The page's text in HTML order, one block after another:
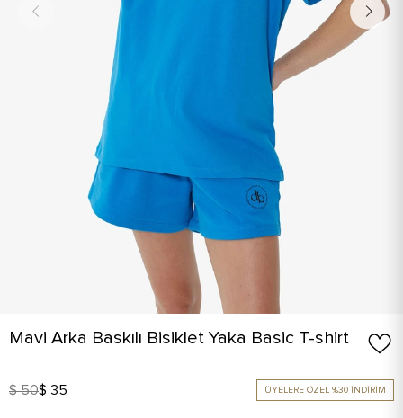
Mavi Arka Baskılı Bisiklet Yaka Basic T-shirt
$ 50$ 35 ÜYELERE ÖZEL %30 İNDİRİM